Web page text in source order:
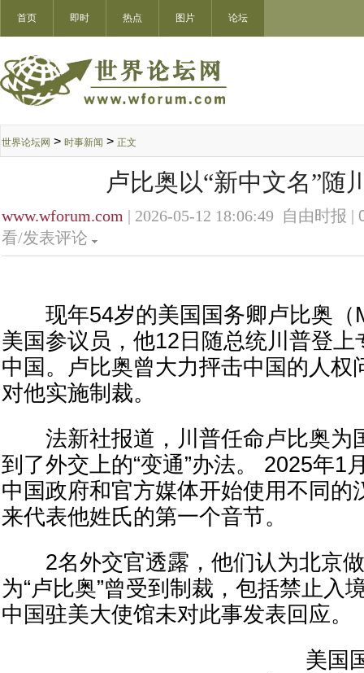
首页 即时 热点 图片 论坛
世界论坛网 > 时事新闻 > 正文
卢比奥以“新中文名”随
www.wforum.com | 2026-05-12 18:06:49 自由时报 |
看/发表评论
现年54岁的美国国务卿卢比奥（
美国参议员，他12日随总统川普登上
中国。卢比奥曾大力抨击中国的人权
对他实施制裁。
法新社报道，川普任命卢比奥为
到了外交上的“变通”办法。 2025年1
中国政府和官方媒体开始使用不同的
来代表他姓氏的第一个音节。
2名外交官透露，他们认为北京做
为“卢比奥”曾受到制裁，包括禁止入
中国驻美大使馆未对此事发表回应。
美国国